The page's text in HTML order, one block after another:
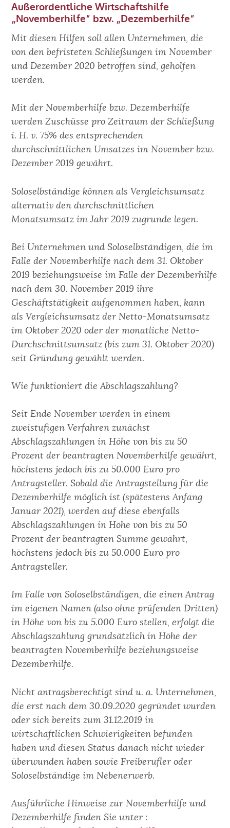
Außerordentliche Wirtschaftshilfe
„Novemberhilfe“ bzw. „Dezemberhilfe“
Mit diesen Hilfen soll allen Unternehmen, die
von den befristeten Schließungen im November
und Dezember 2020 betroffen sind, geholfen
werden.
Mit der Novemberhilfe bzw. Dezemberhilfe
werden Zuschüsse pro Zeitraum der Schließung
i. H. v. 75% des entsprechenden
durchschnittlichen Umsatzes im November bzw.
Dezember 2019 gewährt.
Soloselbständige können als Vergleichsumsatz
alternativ den durchschnittlichen
Monatsumsatz im Jahr 2019 zugrunde legen.
Bei Unternehmen und Soloselbständigen, dieim
Falle der Novemberhilfe nach dem 31. Oktober
2019 beziehungsweise im Falle der Dezemberhilfe
nach dem 30. November 2019 ihre
Geschäftstätigkeit aufgenommen haben, kann
als Vergleichsumsatz der Netto-Monatsumsatz
im Oktober 2020 oder der monatliche Netto-
Durchschnittsumsatz(bis zum 31. Oktober 2020)
seit Gründung gewählt werden.
Wie funktioniert die Abschlagszahlung?
Seit Ende November werden in einem
zweistufigen Verfahren zunächst
Abschlagszahlungen in Höhe von bis zu 50
Prozent der beantragten Novemberhilfe gewährt,
höchstens jedoch bis zu50.000 Euro pro
Antragsteller.Sobald die Antragstellung für die
Dezemberhilfe möglich ist (spätestens Anfang
Januar 2021), werden auf diese ebenfalls
Abschlagszahlungen in Höhe von bis zu 50
Prozent der beantragten Summe gewährt,
höchstens jedoch bis zu 50.000 Euro pro
Antragsteller.
Im Falle von Soloselbständigen, die einen Antrag
im eigenen Namen (also ohne prüfenden Dritten)
in Höhe von bis zu 5.000 Euro stellen, erfolgt die
Abschlagszahlung grundsätzlich in Höhe der
beantragten Novemberhilfe beziehungsweise
Dezemberhilfe.
Nicht antragsberechtigt sind u. a. Unternehmen,
die erst nach dem 30.09.2020 gegründet wurden
oder sich bereits zum 31.12.2019 in
wirtschaftlichen Schwierigkeiten befunden
haben und diesen Status danach nicht wieder
überwunden haben sowie Freiberufler oder
Soloselbständige im Nebenerwerb.
Ausführliche Hinweise zur Novemberhilfe und
Dezemberhilfe finden Sie unter :